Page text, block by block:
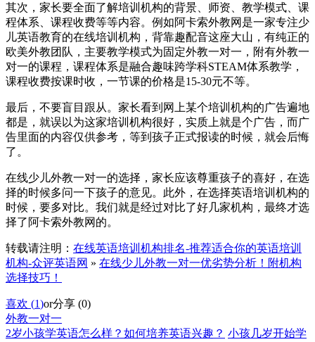
其次，家长要全面了解培训机构的背景、师资、教学模式、课
程体系、课程收费等等内容。例如阿卡索外教网是一家专注少
儿英语教育的在线培训机构，背靠趣配音这座大山，有纯正的
欧美外教团队，主要教学模式为固定外教一对一，附有外教一
对一的课程，课程体系是融合趣味跨学科STEAM体系教学，
课程收费按课时收，一节课的价格是15-30元不等。
最后，不要盲目跟从。家长看到网上某个培训机构的广告遍地
都是，就误以为这家培训机构很好，实质上就是个广告，而广
告里面的内容仅供参考，等到孩子正式报读的时候，就会后悔
了。
在线少儿外教一对一的选择，家长应该尊重孩子的喜好，在选
择的时候多问一下孩子的意见。此外，在选择英语培训机构的
时候，要多对比。我们就是经过对比了好几家机构，最终才选
择了阿卡索外教网的。
转载请注明： 在线英语培训机构排名-推荐适合你的英语培训
机构-众评英语网 » 在线少儿外教一对一优劣势分析！附机构
选择技巧！
喜欢 (1)or分享 (0)
外教一对一
2岁小孩学英语怎么样？如何培养英语兴趣？ 小孩几岁开始学